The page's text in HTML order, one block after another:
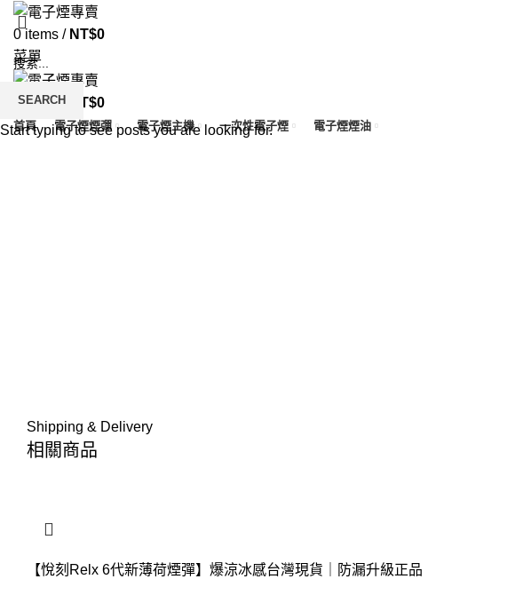
0 items / NT$0
菜單
0items / NT$0
首頁 電子煙煙彈 電子煙主機 一次性電子煙 電子煙煙油
Shipping & Delivery
相關商品
【悅刻Relx 6代新薄荷煙彈】爆涼冰感台灣現貨｜防漏升級正品
SEARCH
Start typing to see posts you are looking for.